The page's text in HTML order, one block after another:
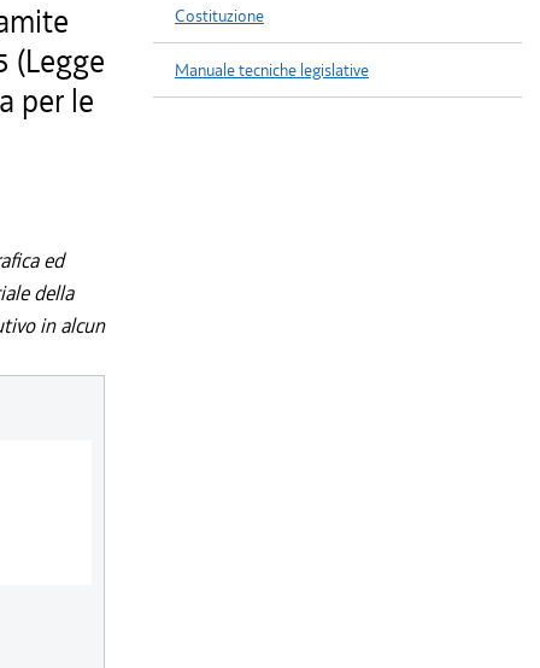
(Legge
per le
ed
della
in alcun
Costituzione
Manuale tecniche legislative